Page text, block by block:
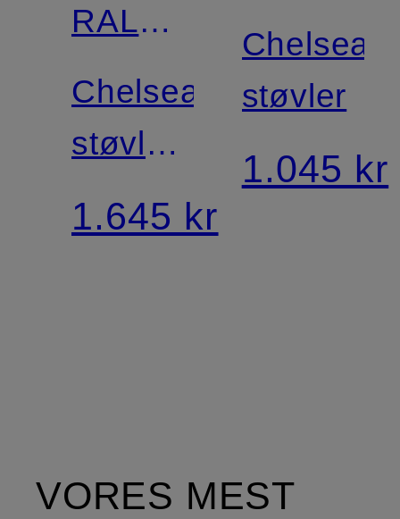
RALPH
LAUREN
Chelsea-
støvler
ALLYSON
1.645 kr
LAUREN
Chelsea-
støvler
1.045 kr
VORES MEST